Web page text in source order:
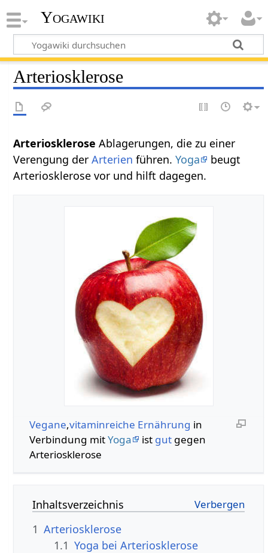
Yogawiki
Arteriosklerose
Arteriosklerose Ablagerungen, die zu einer
Verengung derArterien führen.Yoga
beugt
Arteriosklerose vor und hilft dagegen.
Vegane,vitaminreiche Ernährung in
Verbindung mitYoga ist gutgegen
Arteriosklerose
Inhaltsverzeichnis
1 Arteriosklerose
1.1 Yoga bei Arteriosklerose